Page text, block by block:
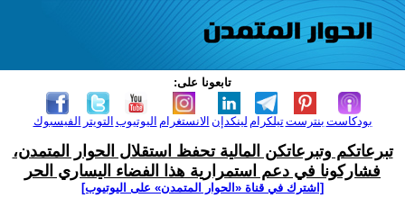
تابعونا على:
الفيسبوك التويتر اليوتيوب الانستغرام لينكدإن تيلكرامبنترست بودكاست
تبرعاتكم وتبرعاتكن المالية تحفظ استقلال الحوار المتمدن،
فشاركونا في دعم استمرارية هذا الفضاء اليساري الحر
[اشترك في قناة ‫«الحوار المتمدن» على اليوتيوب]